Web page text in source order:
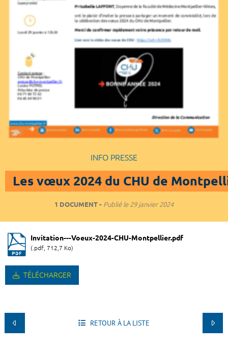
INFO PRESSE
Les vœux 2024 du CHU de
1 DOCUMENT Publié le29 janvier 2024
Invitation---Voeux-2024-CHU-Montpellier.pdf
(.pdf, 712,7 Ko)
TÉLÉCHARGER
RETOUR À LA LISTE